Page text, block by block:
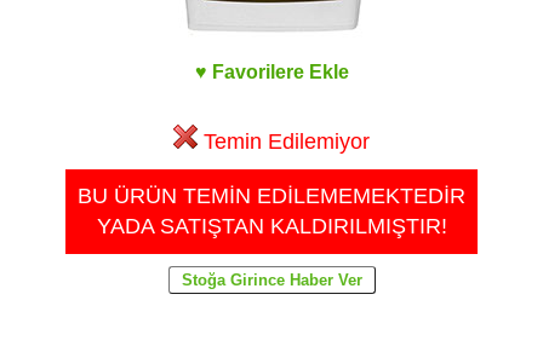
♥ Favorilere Ekle
Temin Edilemiyor
BU ÜRÜN TEMİN EDİLEMEMEKTEDİR
YADA SATIŞTAN KALDIRILMIŞTIR!